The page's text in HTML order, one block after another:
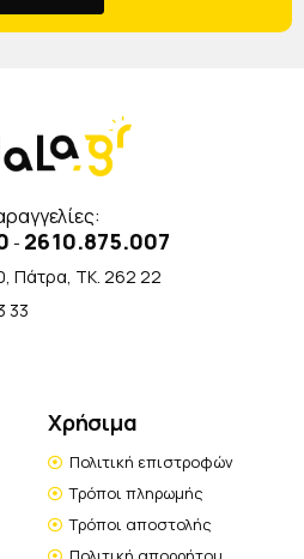
- 2610.875.007
Πάτρα, TK. 262 22
33
Χρήσιμα
Πολιτική επιστροφών
Τρόποι πληρωμής
Τρόποι αποστολής